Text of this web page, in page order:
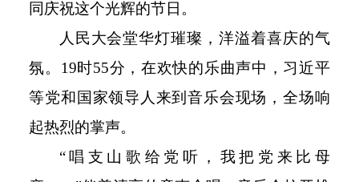
同庆祝这个光辉的节日。
人民大会堂华灯璀璨，洋溢着喜庆的气
氛。 19时55分，在欢快的乐曲声中，习近平
等党和国家领导人来到音乐会现场，全场响
起热烈的掌声。
“唱支山歌给党听，我把党来比母